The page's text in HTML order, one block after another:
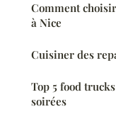
Comment
à Nice
Cuisiner des
Top 5 food
soirées